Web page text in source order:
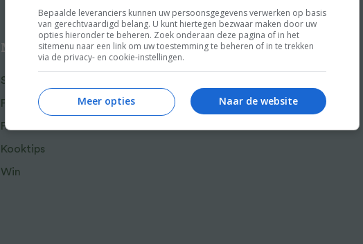
Meer van Food and Friends
Shop
Food & Travel
Friends
Kooktips
Win
Bepaalde leveranciers kunnen uw persoonsgegevens verwerken op basis
van gerechtvaardigd belang. U kunt hiertegen bezwaar maken door uw
opties hieronder te beheren. Zoek onderaan deze pagina of in het
sitemenu naar een link om uw toestemming te beheren of in te trekken
via de privacy- en cookie-instellingen.
Naar de website
Meer opties